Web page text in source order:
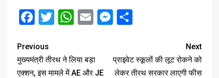
Facebook
Twitter
WhatsApp
EmailMessenger
Previous
मुख्यमंत्री तीरथ ने लिया बड़ा
एक्शन, इस मामले में AE और JE
Next
प्राइवेट स्कूलों की लूट रोकने को
लेकर तीरथ सरकार लाएगी फीस